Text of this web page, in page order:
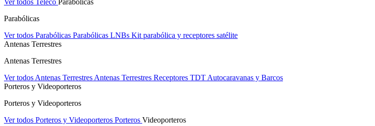
Ver todos Teleco Parabólicas
Parabólicas
Ver todos Parabólicas Parabólicas LNBs Kit parabólica y receptores satélite
Antenas Terrestres
Antenas Terrestres
Ver todos Antenas Terrestres Antenas Terrestres Receptores TDT Autocaravanas y Barcos
Porteros y Videoporteros
Porteros y Videoporteros
Ver todos Porteros y Videoporteros Porteros Videoporteros